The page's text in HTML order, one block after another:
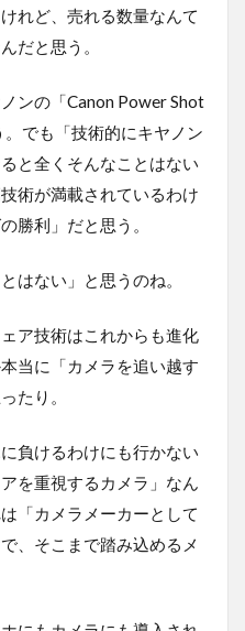
れど、売れる数量なんて
だと思う。
ンの「Canon Power Shot
でも「技術的にキヤノン
と全くそんなことはない
術が満載されているわけ
勝利」だと思う。
はない」と思うのね。
ア技術はこれからも進化
当に「カメラを追い越す
たり。
負けるわけにも行かない
を重視するカメラ」なん
「カメラメーカーとして
、そこまで踏み込めるメ